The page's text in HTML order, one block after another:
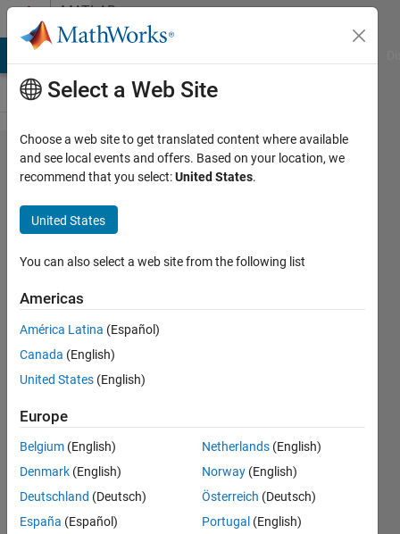
Skip to contentMATLAB
Answers
逆行列
を解析
的に解
く方法
につい
て質問
です。
fumio
hakamada
2020
1 Answer
Updated
2020
3 Views
Select a Web Site
Choose a web site to get translated content where available
and see local events and offers. Based on your location, we
recommend that you select:United States.
United States
You can also select a web site from the following list
Americas
América Latina (Español)
Canada (English)
United States (English)
Europe
Belgium (English)
Denmark (English)
Deutschland (Deutsch)
España (Español)
Netherlands (English)
Norway (English)
Österreich (Deutsch)
Portugal (English)